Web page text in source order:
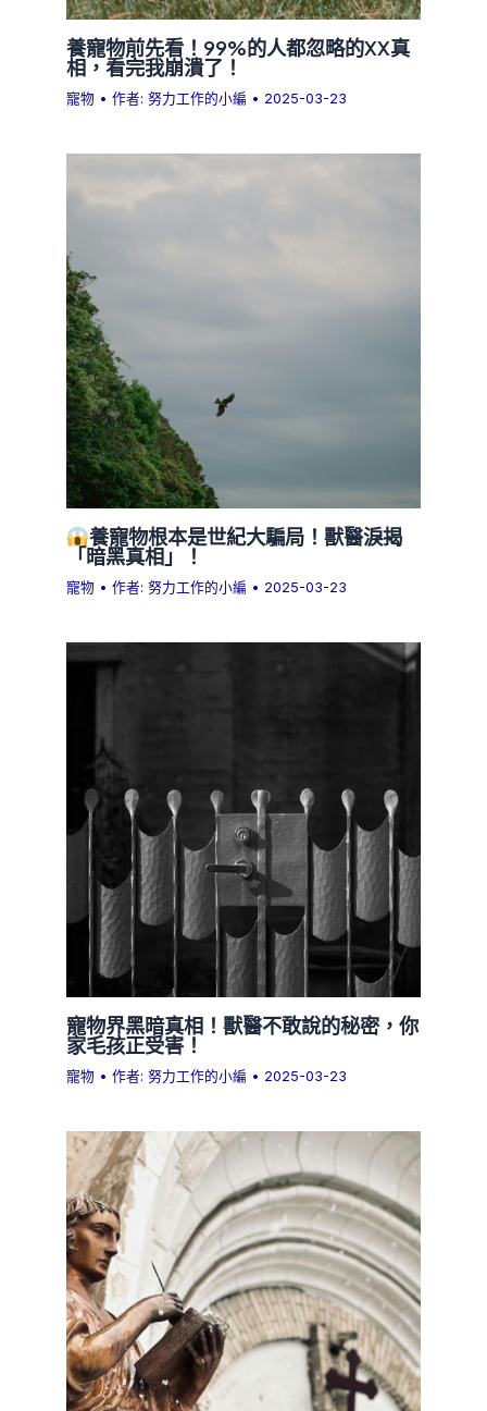
養寵物前先看！99%的人都忽略的XX真
相，看完我崩潰了！
寵物 • 作者:努力工作的小編 • 2025-03-23
養寵物根本是世紀大騙局！獸醫淚揭
「暗黑真相」！
寵物 • 作者:努力工作的小編 • 2025-03-23
寵物界黑暗真相！獸醫不敢說的秘密，你
家毛孩正受害！
寵物 • 作者:努力工作的小編 • 2025-03-23